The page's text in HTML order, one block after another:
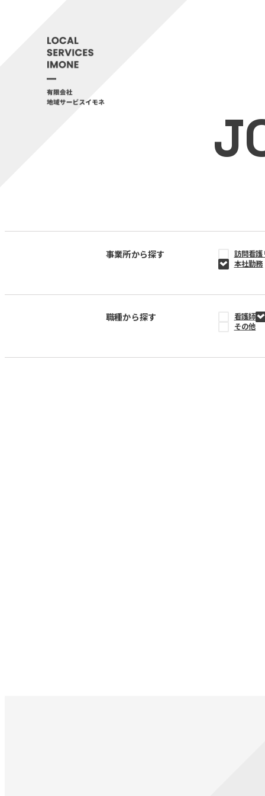
事業所から探す
訪問看
本社勤務
職種から探す
看護師
その他